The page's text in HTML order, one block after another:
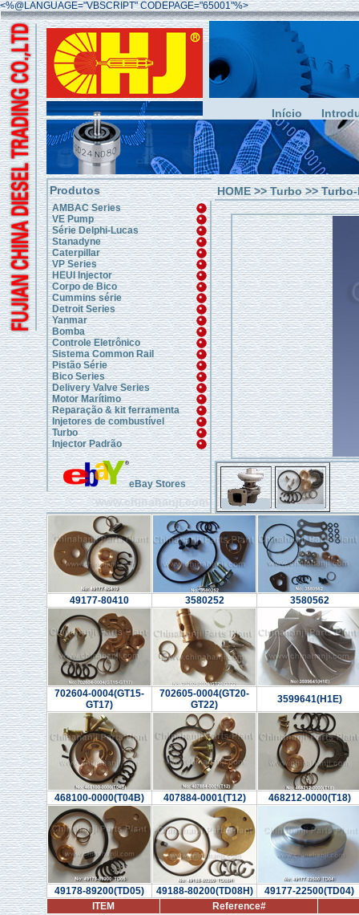
<%@LANGUAGE="VBSCRIPT" CODEPAGE="65001"%>
Início
Produtos
AMBAC Series
VE Pump
Série Delphi-Lucas
Stanadyne
Caterpillar
VP Series
HEUI Injector
Corpo de Bico
Cummins série
Detroit Series
Yanmar
Bomba
Controle Eletrônico
Sistema Common Rail
Pistão Série
Bico Series
Delivery Valve Series
Motor Marítimo
Reparação & kit ferramenta
Injetores de combustível
Turbo
Injector Padrão
eBay Stores
www.chinahanji.com
HOME>>Turbo>>
49177-80410 3580252 3580562
702604-0004(GT15-
GT17)
702605-0004(GT20-
GT22)
3599641(H1E)
468100-0000(T04B) 407884-0001(T12) 468212-0000(T18)
49178-89200(TD05) 49188-80200(TD08H)
49177-22500(TD04)
ITEM
Reference#